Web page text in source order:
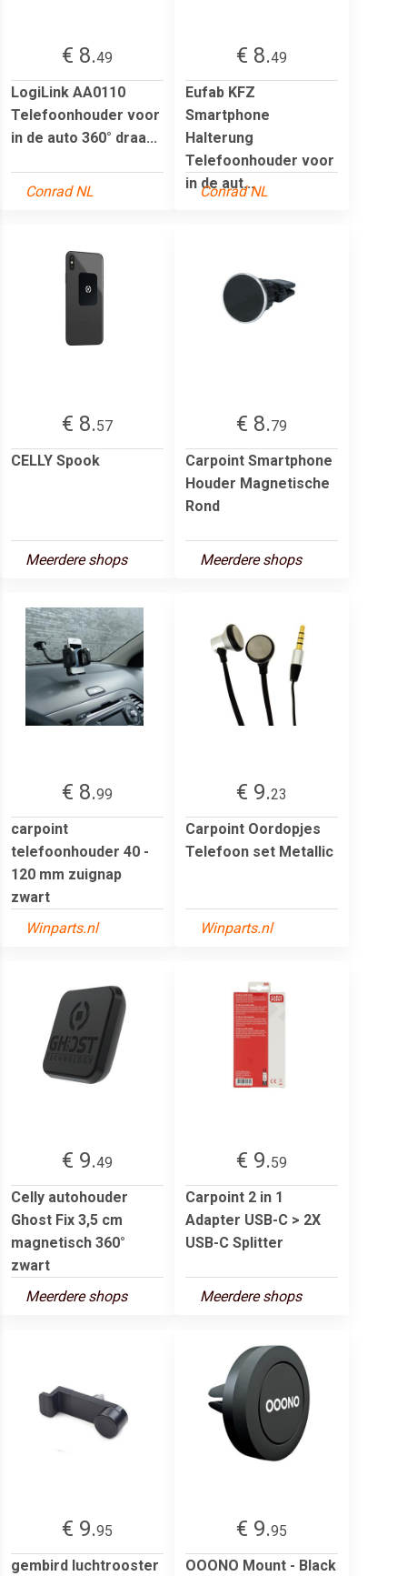
€ 8.49
LogiLink AA0110
Telefoonhouder voor
in de auto 360° draa...
Conrad NL
€ 8.49
Eufab KFZ
Smartphone
Halterung
Telefoonhouder voor
in de aut...
Conrad NL
€ 8.57
CELLY Spook
Meerdere shops
€ 8.79
Carpoint Smartphone
Houder Magnetische
Rond
Meerdere shops
€ 8.99
carpoint
telefoonhouder 40 -
120 mm zuignap
zwart
Winparts.nl
€ 9.23
Carpoint Oordopjes
Telefoon set Metallic
Winparts.nl
€ 9.49
Celly autohouder
Ghost Fix 3,5 cm
magnetisch 360°
zwart
Meerdere shops
€ 9.59
Carpoint 2 in 1
Adapter USB-C > 2X
USB-C Splitter
Meerdere shops
€ 9.95
gembird luchtrooster
€ 9.95
OOONO Mount - Black